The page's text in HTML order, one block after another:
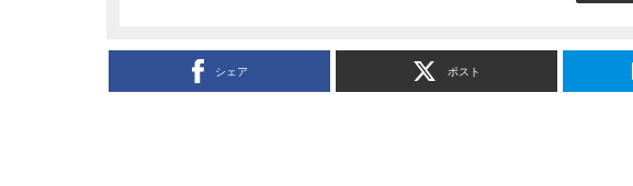
シェア ポスト